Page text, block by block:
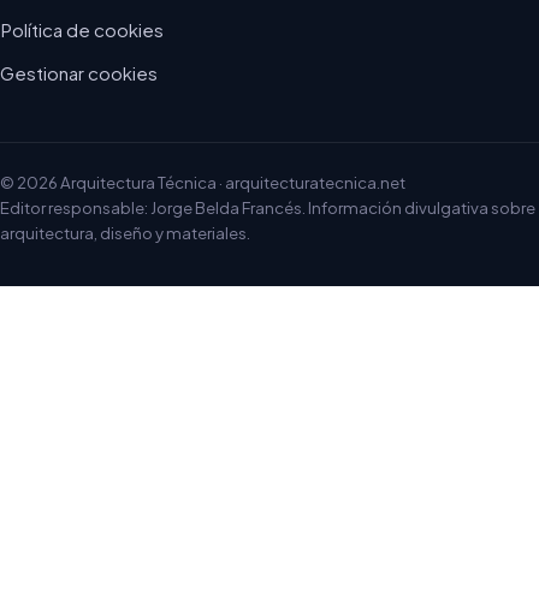
Política de cookies
Gestionar cookies
© 2026 Arquitectura Técnica · arquitecturatecnica.net
Editor responsable: Jorge Belda Francés. Información divulgativa sobre
arquitectura, diseño y materiales.